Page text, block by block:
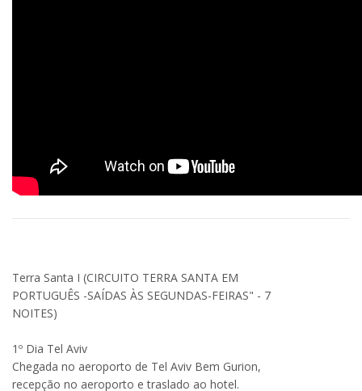
Terra Santa I (CIRCUITO TERRA SANTA EM
PORTUGUÊS -SAÍDAS ÀS SEGUNDAS-FEIRAS" - 7
NOITES)
1º Dia Tel Aviv
Chegada no aeroporto de Tel Aviv Bem Gurion,
recepção no aeroporto e traslado ao hotel.